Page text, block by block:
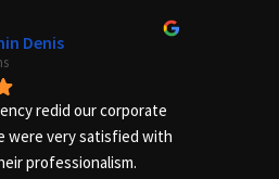
Denis
redid our corporate
were very satisfied with
professionalism.